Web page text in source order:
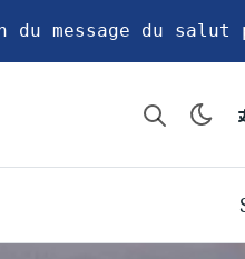
message du salut